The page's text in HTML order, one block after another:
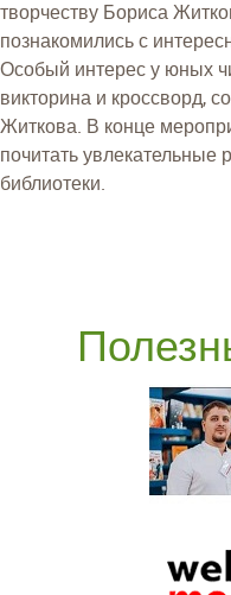
творчеству Бориса
познакомились с
Особый интерес у юных
викторина и кроссворд,
Житкова. В конце
почитать увлекательные
библиотеки.